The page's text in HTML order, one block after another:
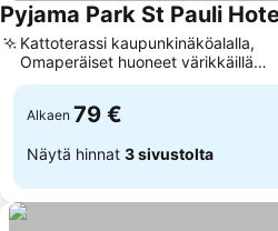
Pyjama Park St Pauli
Kattoterassi kaupunkinäköalalla,
Omaperäiset huoneet värikkäillä
seinämaalauksilla
Alkaen 79 €
Näytä hinnat 3 sivustolta